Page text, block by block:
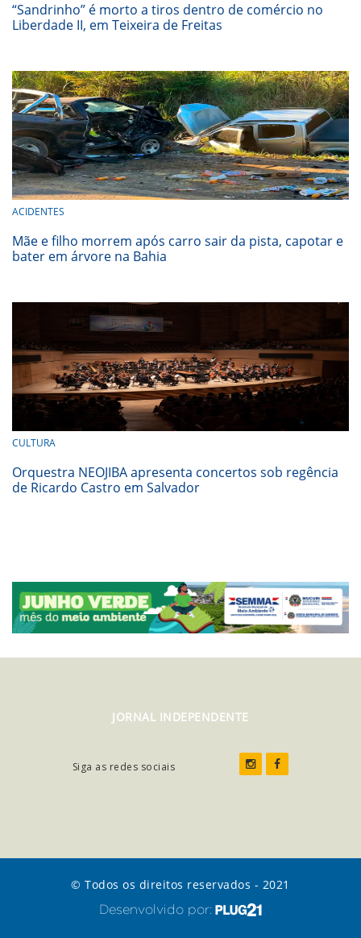
“Sandrinho” é morto a tiros dentro de comércio no
Liberdade II, em Teixeira de Freitas
ACIDENTES
Mãe e filho morrem após carro sair da pista, capotar e
bater em árvore na Bahia
CULTURA
Orquestra NEOJIBA apresenta concertos sob regência
de Ricardo Castro em Salvador
JORNAL INDEPENDENTE
Siga as redes sociais
© Todos os direitos reservados - 2021